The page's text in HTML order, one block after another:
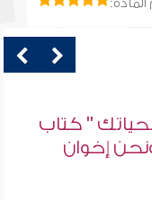
" كتاب
إخوان